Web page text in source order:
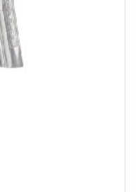
agilidade,
a média escala.
inteligente.
fino de
cozinha inteira, o